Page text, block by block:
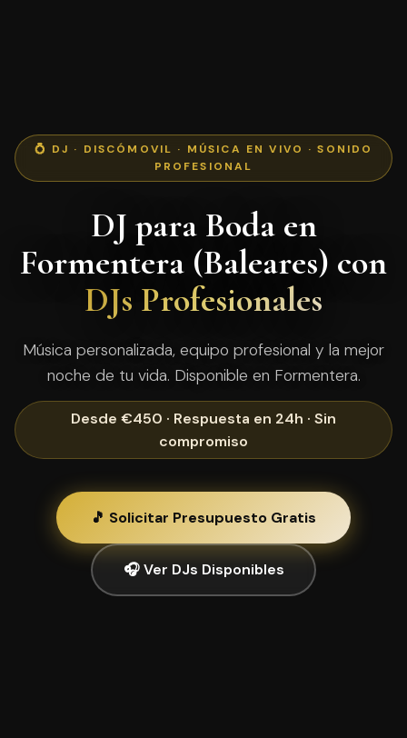
💍 DJ · DISCÓMOVIL · MÚSICA EN VIVO · SONIDO
PROFESIONAL
DJ para Boda en
Formentera (Baleares) con
DJs Profesionales
Música personalizada, equipo profesional y la mejor
noche de tu vida. Disponible en Formentera.
Desde €450 · Respuesta en 24h · Sin
compromiso
🎵 Solicitar Presupuesto Gratis
🎧 Ver DJs Disponibles